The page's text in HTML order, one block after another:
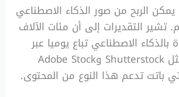
الربح من صور الذكاء الاصطناعي
تشير التقديرات إلى أن مئات الآلاف
بالذكاء الاصطناعي تباع يوميا عبر
منصات عالمية مثل Shutterstock وAdobe Stock